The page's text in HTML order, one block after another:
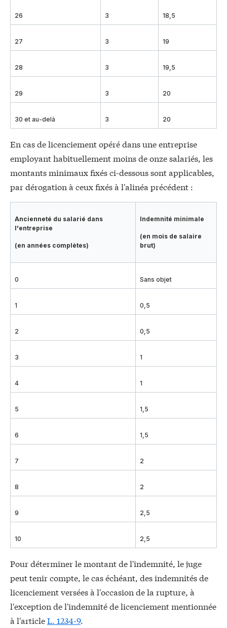
26 3 18,5
27 3 19
28 3 19,5
29 3 20
30 et au-delà 3 20
En cas de licenciement opéré dans une entreprise
employant habituellement moins de onze salariés, les
montants minimaux fixés ci-dessous sont applicables,
par dérogation à ceux fixés à l'alinéa précédent :
Ancienneté du salarié dans
l'entreprise
(en années complètes)
Indemnité minimale
(en mois de salaire
brut)
0 Sans objet
1 0,5
2 0,5
3 1
4 1
5 1,5
6 1,5
7 2
8 2
9 2,5
10 2,5
Pour déterminer le montant de l'indemnité, le juge
peut tenir compte, le cas échéant, des indemnités de
licenciement versées à l'occasion de la rupture, à
l'exception de l'indemnité de licenciement mentionnée
à l'articleL. 1234-9.